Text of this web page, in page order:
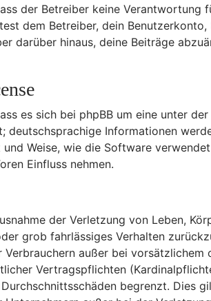
der Betreiber keine
dem Betreiber, dein
darüber hinaus, deine Beiträge
es sich bei phpBB um eine unter der
deutschsprachige Informationen
Weise, wie die Software
Einfluss nehmen.
der Verletzung von Leben,
grob fahrlässiges Verhalten
außer bei
Vertragspflichten
begrenzt. Dies